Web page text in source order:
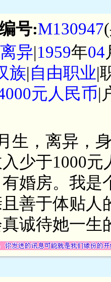
号:M130947
离异|1959年04
族|自由职业|
元人民币|
生，离异，
少于1000
婚房。我是
善于体贴
诚待她一生